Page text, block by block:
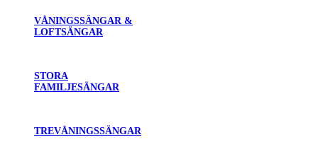
VÅNINGSSÄNGAR &
LOFTSÄNGAR
STORA
FAMILJESÄNGAR
TREVÅNINGSSÄNGAR